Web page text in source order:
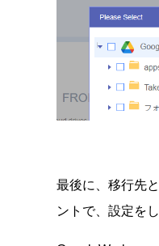
最後に、移行先
ントで、設定をし